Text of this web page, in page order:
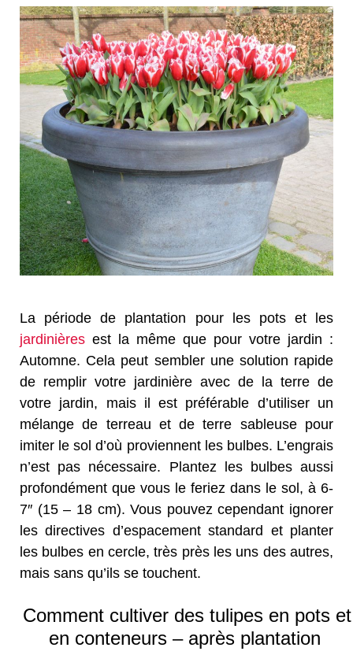
La période de plantation pour les pots et les
jardinières est la même que pour votre jardin :
Automne. Cela peut sembler une solution rapide
de remplir votre jardinière avec de la terre de
votre jardin, mais il est préférable d’utiliser un
mélange de terreau et de terre sableuse pour
imiter le sol d’où proviennent les bulbes. L’engrais
n’est pas nécessaire. Plantez les bulbes aussi
profondément que vous le feriez dans le sol, à 6-
7″ (15 – 18 cm). Vous pouvez cependant ignorer
les directives d’espacement standard et planter
les bulbes en cercle, très près les uns des autres,
mais sans qu’ils se touchent.
Comment cultiver des tulipes en pots et
en conteneurs – après plantation